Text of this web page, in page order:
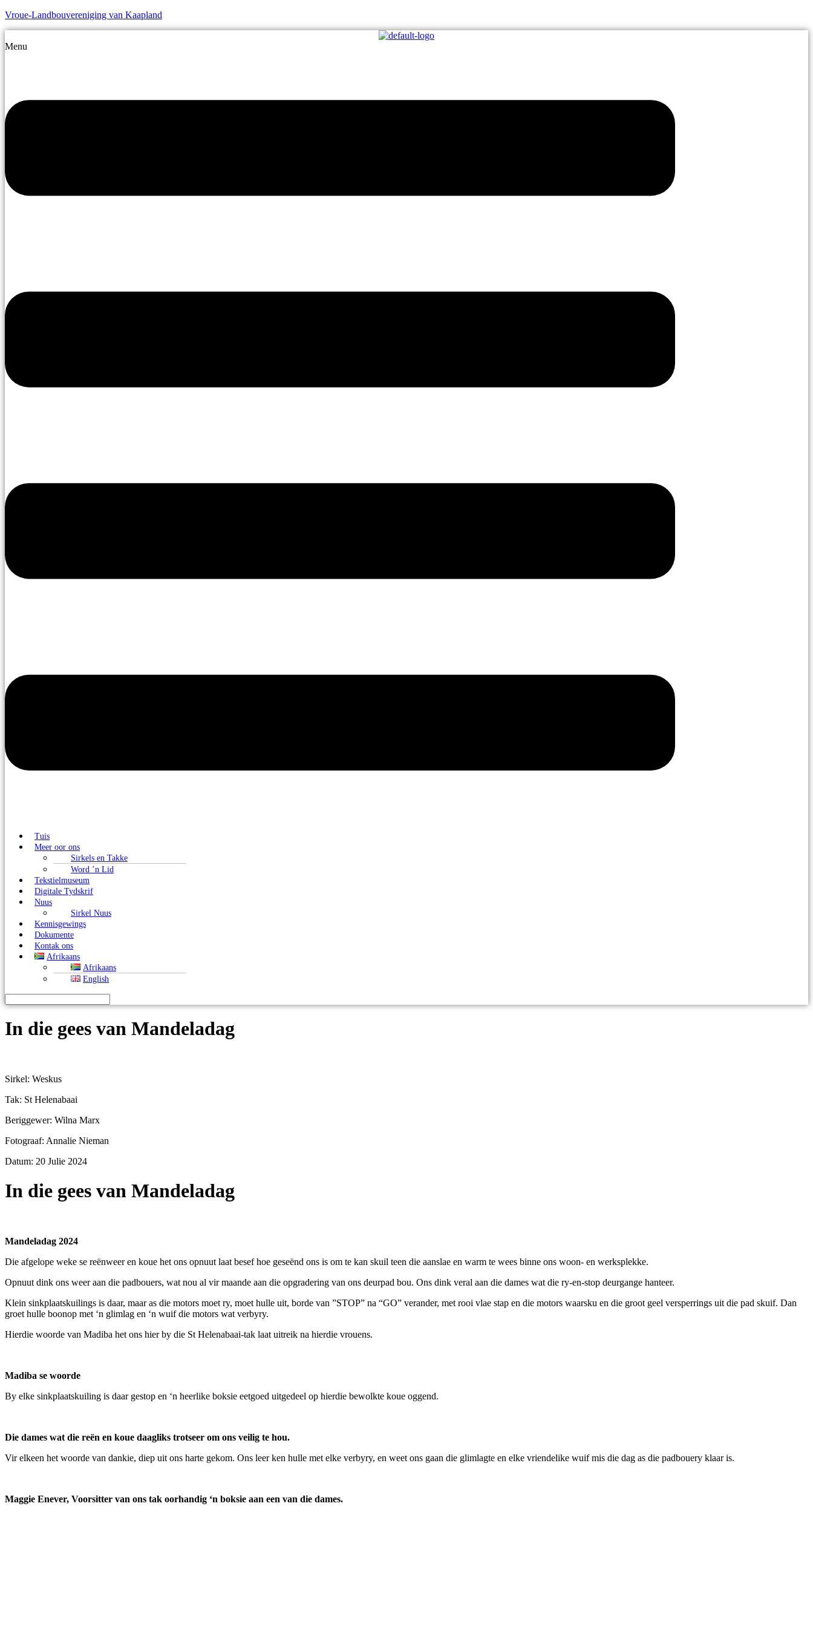
Vroue-Landbouvereniging van Kaapland
Menu
Tuis
Meer oor ons
Sirkels en Takke
Word ’n Lid
Tekstielmuseum
Digitale Tydskrif
Nuus
Sirkel Nuus
Kennisgewings
Dokumente
Kontak ons
Afrikaans
Afrikaans
English
In die gees van Mandeladag
Sirkel: Weskus
Tak: St Helenabaai
Beriggewer: Wilna Marx
Fotograaf: Annalie Nieman
Datum: 20 Julie 2024
In die gees van Mandeladag
Mandeladag 2024
Die afgelope weke se reënweer en koue het ons opnuut laat besef hoe geseënd ons is om te kan skuil teen die aanslae en warm te wees binne ons woon- en werksplekke.
Opnuut dink ons weer aan die padbouers, wat nou al vir maande aan die opgradering van ons deurpad bou. Ons dink veral aan die dames wat die ry-en-stop deurgange hanteer.
Klein sinkplaatskuilings is daar, maar as die motors moet ry, moet hulle uit, borde van ”STOP” na “GO” verander, met rooi vlae stap en die motors waarsku en die groot geel versperrings uit die pad skuif. Dan
groet hulle boonop met ‘n glimlag en ‘n wuif die motors wat verbyry.
Hierdie woorde van Madiba het ons hier by die St Helenabaai-tak laat uitreik na hierdie vrouens.
Madiba se woorde
By elke sinkplaatskuiling is daar gestop en ‘n heerlike boksie eetgoed uitgedeel op hierdie bewolkte koue oggend.
Die dames wat die reën en koue daagliks trotseer om ons veilig te hou.
Vir elkeen het woorde van dankie, diep uit ons harte gekom. Ons leer ken hulle met elke verbyry, en weet ons gaan die glimlagte en elke vriendelike wuif mis die dag as die padbouery klaar is.
Maggie Enever, Voorsitter van ons tak oorhandig ‘n boksie aan een van die dames.